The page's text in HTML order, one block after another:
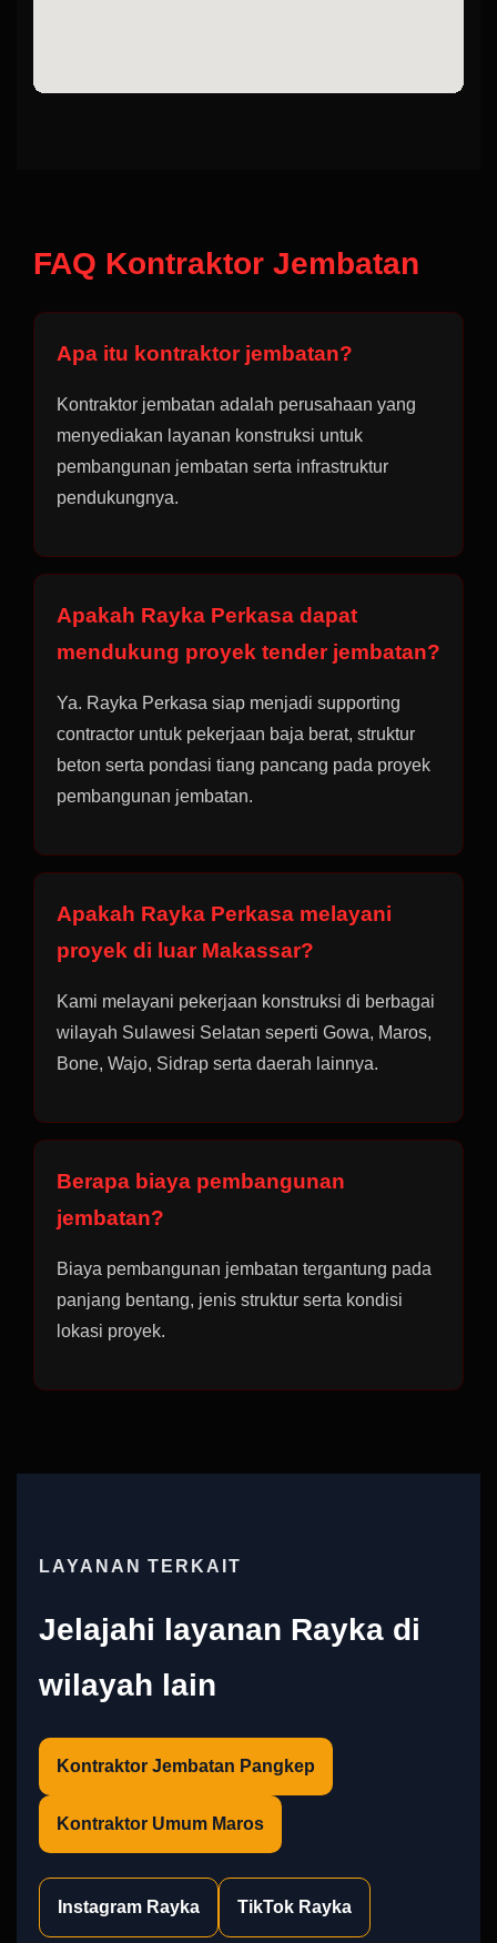
FAQ Kontraktor Jembatan
Apa itu kontraktor jembatan?
Kontraktor jembatan adalah perusahaan yang
menyediakan layanan konstruksi untuk
pembangunan jembatan serta infrastruktur
pendukungnya.
Apakah Rayka Perkasa dapat
mendukung proyek tender jembatan?
Ya. Rayka Perkasa siap menjadi supporting
contractor untuk pekerjaan baja berat, struktur
beton serta pondasi tiang pancang pada proyek
pembangunan jembatan.
Apakah Rayka Perkasa melayani
proyek di luar Makassar?
Kami melayani pekerjaan konstruksi di berbagai
wilayah Sulawesi Selatan seperti Gowa, Maros,
Bone, Wajo, Sidrap serta daerah lainnya.
Berapa biaya pembangunan
jembatan?
Biaya pembangunan jembatan tergantung pada
panjang bentang, jenis struktur serta kondisi
lokasi proyek.
LAYANAN TERKAIT
Jelajahi layanan Rayka di
wilayah lain
Kontraktor Jembatan Pangkep
Kontraktor Umum Maros
Instagram Rayka TikTok Rayka